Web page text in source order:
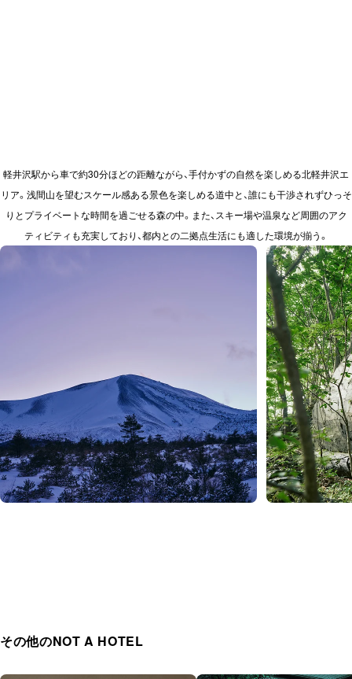
軽井沢駅から車で約30分ほどの距離ながら、手付かずの自然を楽しめる北軽井沢エ
リア。浅間山を望むスケール感ある景色を楽しめる道中と、誰にも干渉されずひっそ
りとプライベートな時間を過ごせる森の中。また、スキー場や温泉など周囲のアク
ティビティも充実しており、都内との二拠点生活にも適した環境が揃う。
その他のNOT A HOTEL